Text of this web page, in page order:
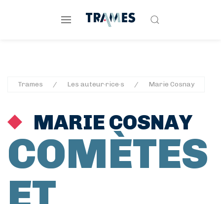
Trames Les auteur·rice·s Marie Cosnay
MARIE COSNAY
COMÈTES